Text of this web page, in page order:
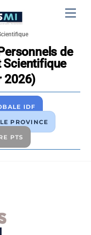
de
Scientifique
2026)
IDF
PROVINCE
PTS